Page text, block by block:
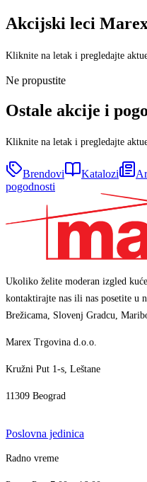
Akcijski leci
Kliknite na letak i pregledajte
Ne propustite
Ostale akcije i
Kliknite na letak i pregledajte
Brendovi Katalozi
pogodnosti
Ukoliko želite moderan izgled
kontaktirajte nas ili nas posetite u
Brežicama, Slovenj Gradcu,
Marex Trgovina d.o.o.
Kružni Put 1-s, Leštane
11309 Beograd
Poslovna jedinica
Radno vreme